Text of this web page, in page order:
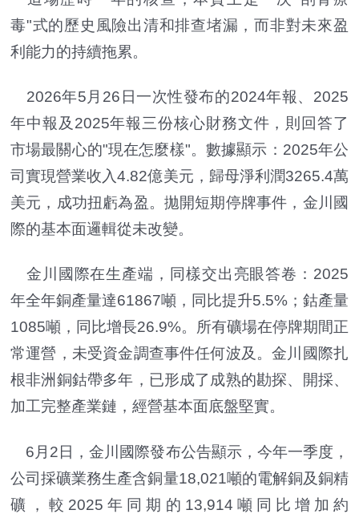
毒"式的歷史風險出清和排查堵漏，而非對未來盈
利能力的持續拖累。
2026年5月26日一次性發布的2024年報、2025
年中報及2025年報三份核心財務文件，則回答了
市場最關心的"現在怎麼樣"。數據顯示：2025年公
司實現營業收入4.82億美元，歸母淨利潤3265.4萬
美元，成功扭虧為盈。拋開短期停牌事件，金川國
際的基本面邏輯從未改變。
金川國際在生產端，同樣交出亮眼答卷：2025
年全年銅產量達61867噸，同比提升5.5%；鈷產量
1085噸，同比增長26.9%。所有礦場在停牌期間正
常運營，未受資金調查事件任何波及。金川國際扎
根非洲銅鈷帶多年，已形成了成熟的勘探、開採、
加工完整產業鏈，經營基本面底盤堅實。
6月2日，金川國際發布公告顯示，今年一季度，
公司採礦業務生產含銅量18,021噸的電解銅及銅精
礦，較2025年同期的13,914噸同比增加約